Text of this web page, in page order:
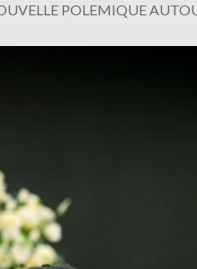
POLEMIQUE